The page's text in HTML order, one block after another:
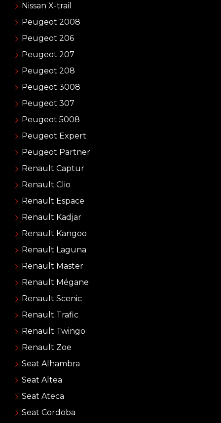
Nissan X-trail
Peugeot 2008
Peugeot 206
Peugeot 207
Peugeot 208
Peugeot 3008
Peugeot 307
Peugeot 5008
Peugeot Expert
Peugeot Partner
Renault Captur
Renault Clio
Renault Espace
Renault Kadjar
Renault Kangoo
Renault Laguna
Renault Master
Renault Mégane
Renault Scenic
Renault Trafic
Renault Twingo
Renault Zoe
Seat Alhambra
Seat Altea
Seat Ateca
Seat Cordoba